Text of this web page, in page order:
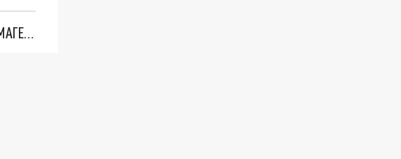
ТРИ ГЛАВНЫХ ИНСАЙДА ОБ СВО. ОТМЕНА МОБИЛИЗАЦИИ И ВОЗВРАЩЕНИЕ "ГЕНЕРАЛА АРМАГЕДДОНА"? ОТЛИЧНЫЕ НОВОСТИ, КОТОРЫЕ ЖДАЛИ ВСЕ